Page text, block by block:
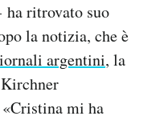
ritrovato suo
la notizia, che è
argentini, la
mi ha